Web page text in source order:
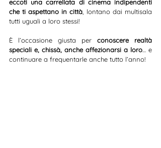
eccoti una carrellata di cinema indipendenti
che ti aspettano in città , lontano dai multisala
tutti uguali a loro stessi!
È l’occasione giusta per conoscere realtà
speciali e, chissà, anche affezionarsi a loro… e
continuare a frequentarle anche tutto l’anno!